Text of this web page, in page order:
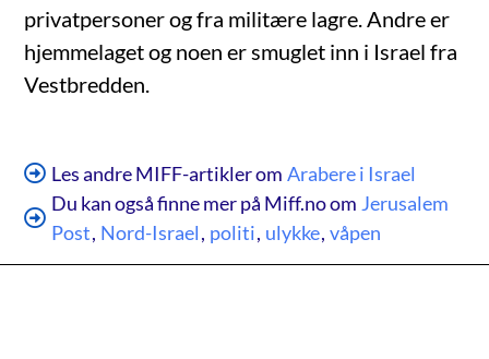
privatpersoner og fra militære lagre. Andre er
hjemmelaget og noen er smuglet inn i Israel fra
Vestbredden.
Les andre MIFF-artikler om Arabere i Israel
Du kan også finne mer på Miff.no om Jerusalem
Post, Nord-Israel, politi, ulykke, våpen